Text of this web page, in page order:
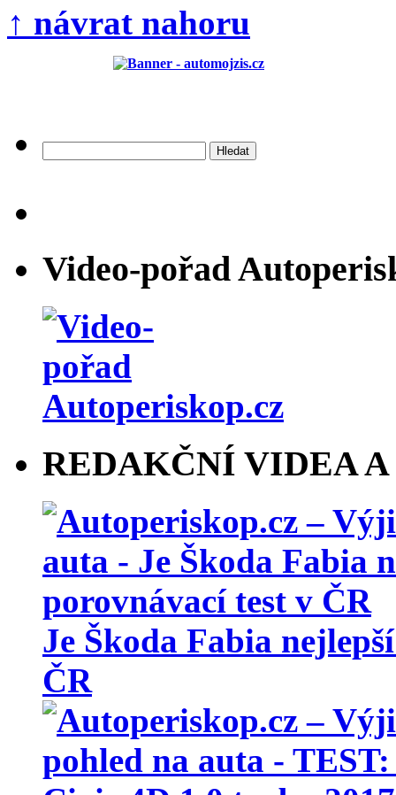
↑ návrat nahoru
Video-pořad
REDAKČNÍ VIDEA A
Je Škoda Fabia
ČR